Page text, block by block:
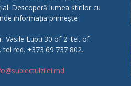
Descoperă lumea știrilor cu
informația primește
Vasile Lupu 30 of 2. tel. of.
tel red. +373 69 737 802.